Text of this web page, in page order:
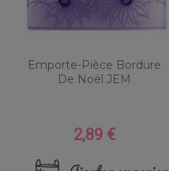
Emporte-Pièce Bordure
De Noël JEM
Prix
2,89 €